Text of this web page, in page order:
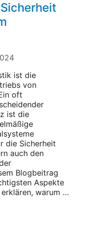
ist die
von
oft
ist die
die Sicherheit
auch den
Blogbeitrag
Aspekte
warum …